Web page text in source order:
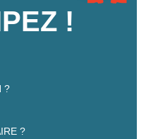
!
?
?